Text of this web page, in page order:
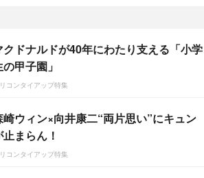
クドナルドが40年にわたり支える「小学
甲子園」
コンタイアップ特集
崎ウィン×向井康二“両片思い”にキュン
止まらん！
コンタイアップ特集